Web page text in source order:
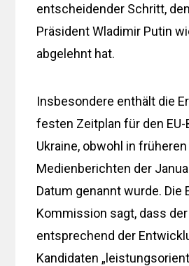
entscheidender Schritt,
Präsident Wladimir Putin
abgelehnt hat.
Insbesondere enthält die
festen Zeitplan für den
Ukraine, obwohl in früheren
Medienberichten der
Datum genannt wurde. Die
Kommission sagt, dass
entsprechend der
Kandidaten